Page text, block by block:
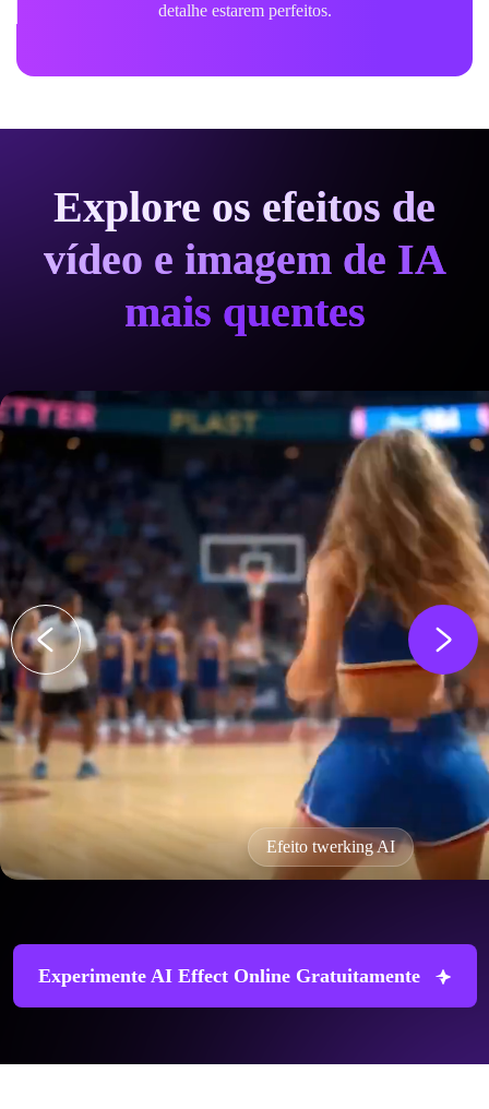
detalhe estarem perfeitos.
Explore os efeitos de
vídeo e imagem de IA
mais quentes
Efeito twerking AI
Experimente AI Effect Online Gratuitamente